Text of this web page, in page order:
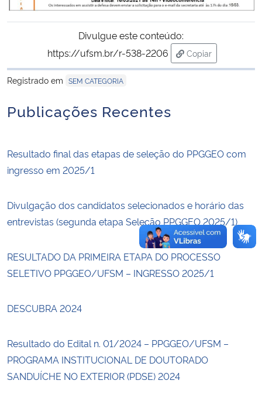
Ministério da Mulher, da Família e dos Direitos Humanos
Secretaria-Geral
Secretaria de Governo
Gabinete de Segurança Institucional
Advocacia-Geral da União
Planalto
Divulgue este conteúdo:
https://ufsm.br/r-538-2206
Copiar
para área de
Registrado em SEM CATEGORIA
Publicações Recentes
Resultado final das etapas de seleção do PPGGEO com
ingresso em 2025/1
Divulgação dos candidatos selecionados e horário das
entrevistas (segunda etapa Seleção PPGGEO 2025/1)
RESULTADO DA PRIMEIRA ETAPA DO PROCESSO
SELETIVO PPGGEO/UFSM – INGRESSO 2025/1
DESCUBRA 2024
Resultado do Edital n. 01/2024 – PPGGEO/UFSM –
PROGRAMA INSTITUCIONAL DE DOUTORADO
SANDUÍCHE NO EXTERIOR (PDSE) 2024